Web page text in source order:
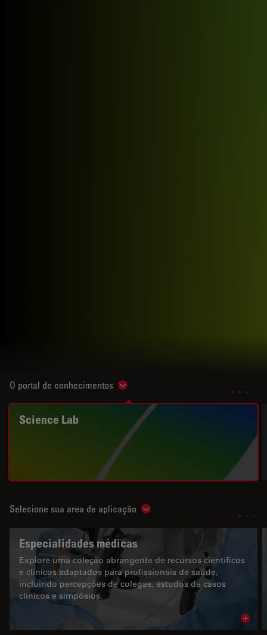
O portal de conhecimentos Show subnavigation
Science Lab
Selecione sua area de aplicação Show subnavigation
Especialidades médicas
Explore uma coleção abrangente de recursos científicos
e clínicos adaptados para profissionais de saúde,
incluindo percepções de colegas, estudos de casos
clínicos e simpósios.